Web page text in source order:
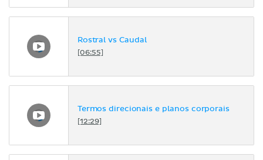
Rostral vs Caudal
[06:55]
Termos direcionais e planos corporais
[12:29]